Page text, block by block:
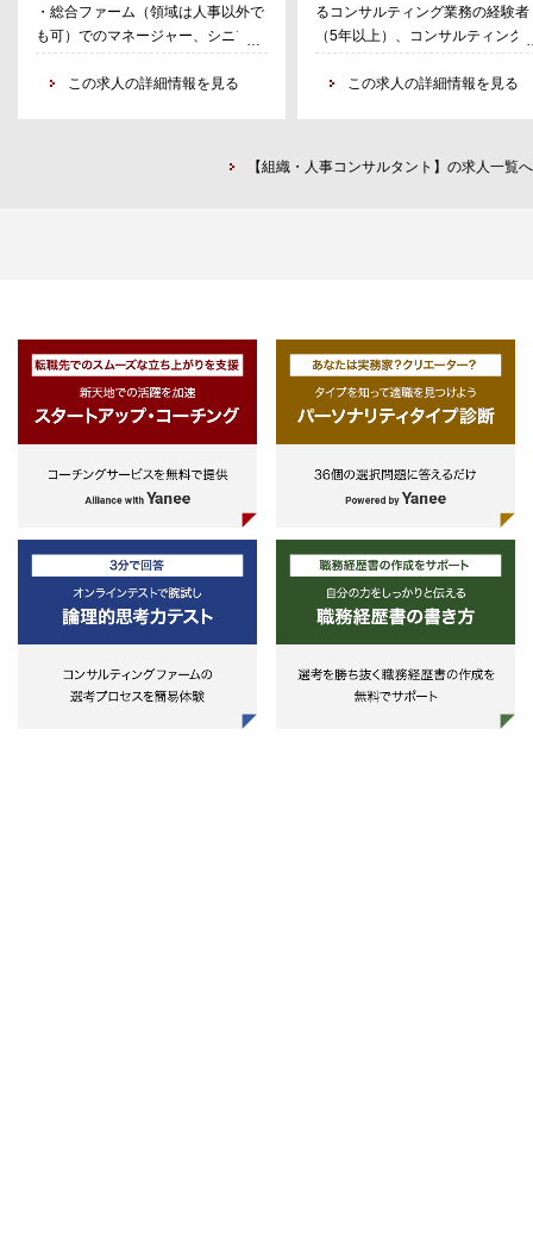
・総合ファーム（領域は人事以外で
も可）でのマネージャー、シニアコ
ンサルタントクラス
この求人の詳細情報を見る
資本開示に至るまで幅広い人事コ
サルティングを行っており、これ
する。
るコンサルティング業務の経験者
（5年以上）、コンサルティング
ァームにおいてプロジェクトリー
ーを経験された方、人材育成や従
この求人の詳細情報を見る
【組織・人事コンサルタント】の求人一覧へ